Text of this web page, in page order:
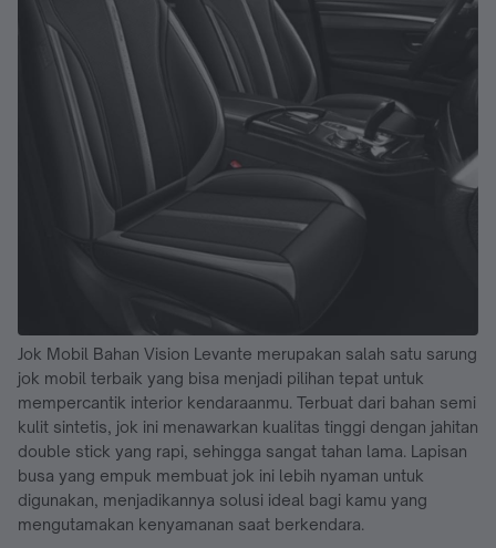
Jok Mobil Bahan Vision Levante merupakan salah satu sarung
jok mobil terbaik yang bisa menjadi pilihan tepat untuk
mempercantik interior kendaraanmu. Terbuat dari bahan semi
kulit sintetis, jok ini menawarkan kualitas tinggi dengan jahitan
double stick yang rapi, sehingga sangat tahan lama. Lapisan
busa yang empuk membuat jok ini lebih nyaman untuk
digunakan, menjadikannya solusi ideal bagi kamu yang
mengutamakan kenyamanan saat berkendara.